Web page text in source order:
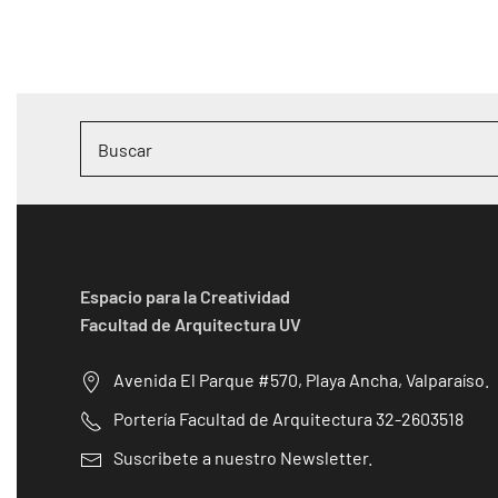
Espacio para la Creatividad
Facultad de Arquitectura UV
Avenida El Parque #570, Playa Ancha, Valparaíso.
Portería Facultad de Arquitectura 32-2603518
Suscribete a nuestro Newsletter.